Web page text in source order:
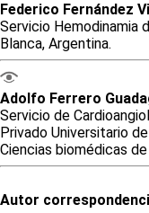
Federico Fernández
Servicio Hemodinamia
Blanca, Argentina.
Adolfo Ferrero
Servicio de
Privado Universitario
Ciencias biomédicas
Autor